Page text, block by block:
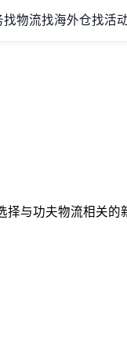
找物流找海外仓找活
与功夫物流相关